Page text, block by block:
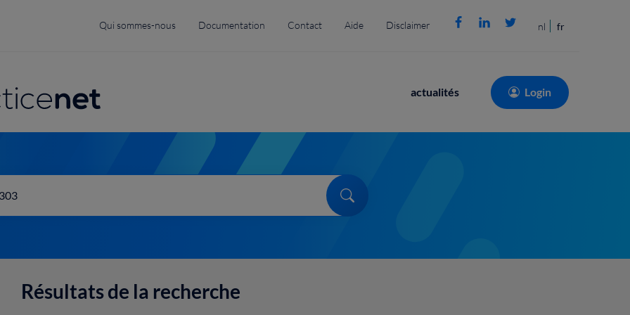
Top
Qui sommes-nous Documentation Contact Aide Disclaimer nl fr
Main
actualités Login
Search
Résultats de la recherche